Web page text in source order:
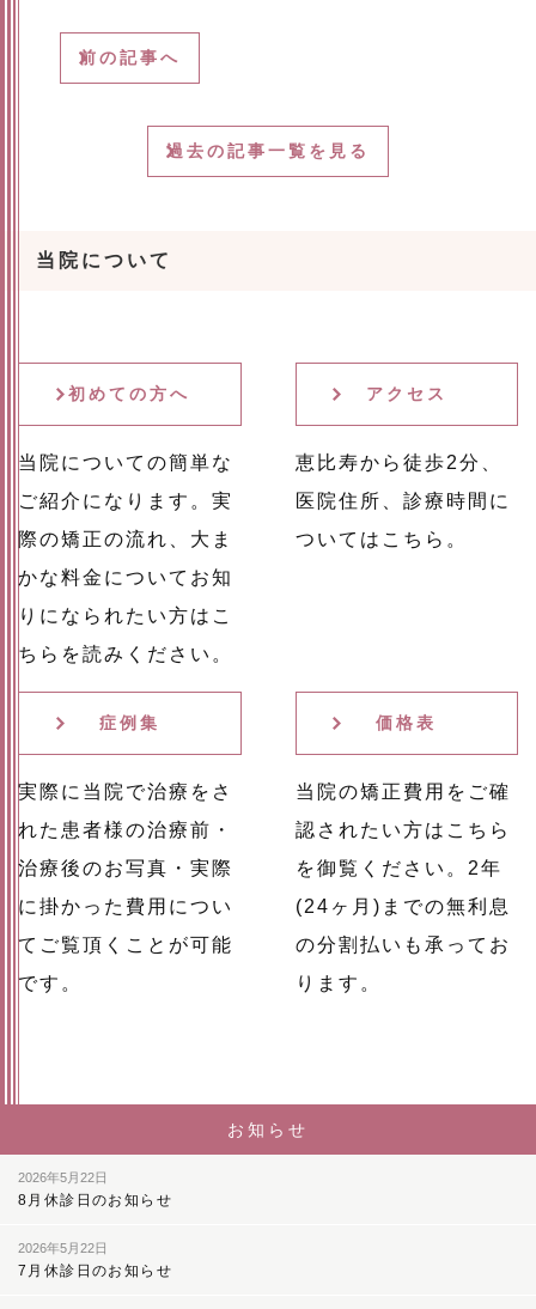
前の記事へ
過去の記事一覧を見る
当院について
初めての方へ
当院についての簡単な
ご紹介になります。実
際の矯正の流れ、大ま
かな料金についてお知
りになられたい方はこ
ちらを読みください。
アクセス
恵比寿から徒歩2分、
医院住所、診療時間に
ついてはこちら。
症例集
実際に当院で治療をさ
れた患者様の治療前・
治療後のお写真・実際
に掛かった費用につい
てご覧頂くことが可能
です。
価格表
当院の矯正費用をご確
認されたい方はこちら
を御覧ください。2年
(24ヶ月)までの無利息
の分割払いも承ってお
ります。
お知らせ
2026年5月22日
8月休診日のお知らせ
2026年5月22日
7月休診日のお知らせ